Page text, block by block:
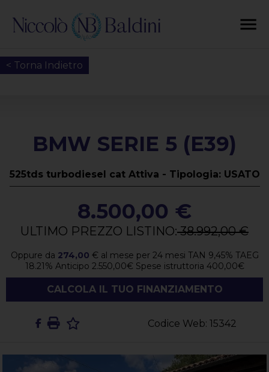
< Torna Indietro
Codice Web: 15342
BMW SERIE 5 (E39)
525tds turbodiesel cat Attiva - Tipologia: USATO
8.500,00 €
ULTIMO PREZZO LISTINO:38.992,00 €
Oppure da 274,00 € al mese per 24mesi TAN 9,45% TAEG
18.21% Anticipo 2.550,00€ Spese istruttoria 400,00€
CALCOLA IL TUO FINANZIAMENTO